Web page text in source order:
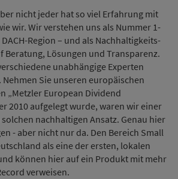
nicht jeder hat so viel Erfahrung mit
wir. Wir verstehen uns als Nummer 1-
Region – und als Nachhaltigkeits-
Beratung, Lösungen und Transparenz.
unabhängige Experten
Nehmen Sie unseren europäischen
„Metzler European Dividend
2010 aufgelegt wurde, waren wir einer
nachhaltigen Ansatz. Genau hier
- aber nicht nur da. Den Bereich Small
als eine der ersten, lokalen
können hier auf ein Produkt mit mehr
verweisen.